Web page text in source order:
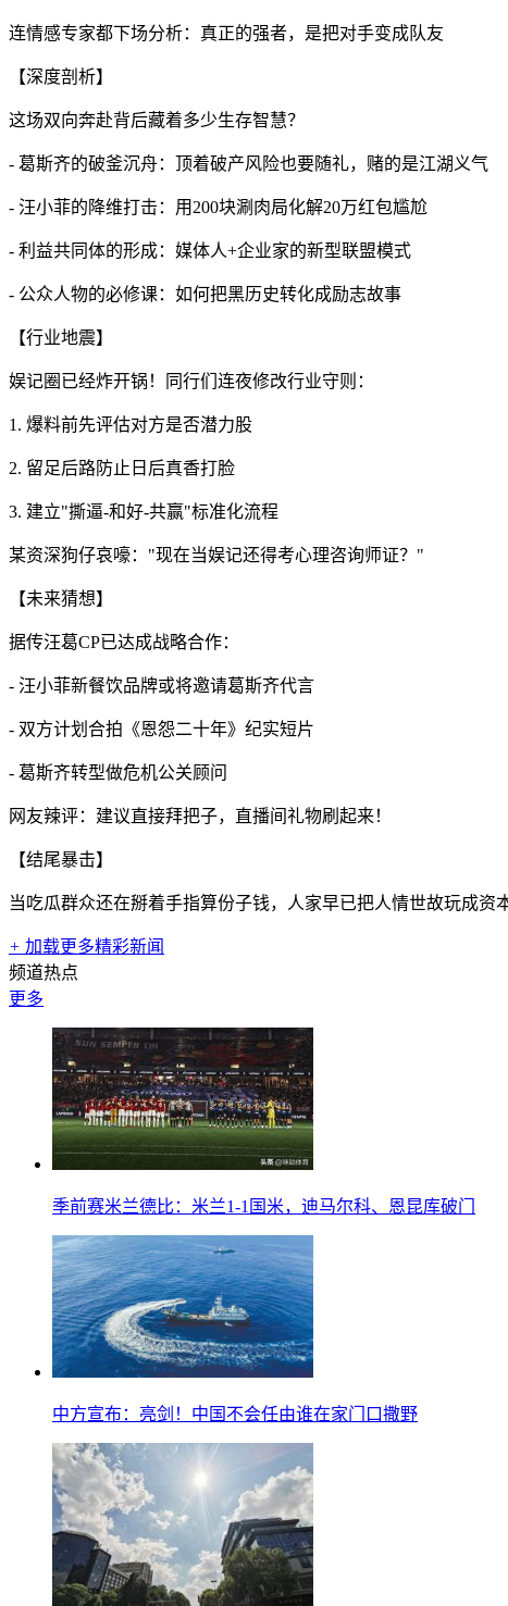
连情感专家都下场分析：真正的强者，是把对手变成队友
【深度剖析】
这场双向奔赴背后藏着多少生存智慧？
- 葛斯齐的破釜沉舟：顶着破产风险也要随礼，赌的是江湖义气
- 汪小菲的降维打击：用200块涮肉局化解20万红包尴尬
- 利益共同体的形成：媒体人+企业家的新型联盟模式
- 公众人物的必修课：如何把黑历史转化成励志故事
【行业地震】
娱记圈已经炸开锅！同行们连夜修改行业守则：
1. 爆料前先评估对方是否潜力股
2. 留足后路防止日后真香打脸
3. 建立"撕逼-和好-共赢"标准化流程
某资深狗仔哀嚎："现在当娱记还得考心理咨询师证？"
【未来猜想】
据传汪葛CP已达成战略合作：
- 汪小菲新餐饮品牌或将邀请葛斯齐代言
- 双方计划合拍《恩怨二十年》纪实短片
- 葛斯齐转型做危机公关顾问
网友辣评：建议直接拜把子，直播间礼物刷起来！
【结尾暴击】
当吃瓜群众还在掰着手指算份子钱，人家早已把人情世故玩成
+ 加载更多精彩新闻
频道热点
更多
季前赛米兰德比：米兰1-1国米，迪马尔科、恩昆库破门
中方宣布：亮剑！中国不会任由谁在家门口撒野